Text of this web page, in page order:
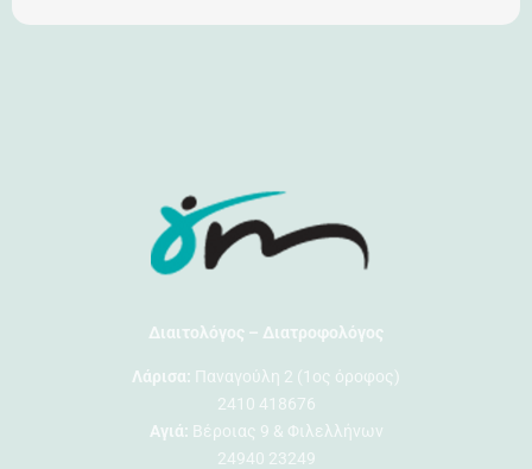
Διαιτολόγος – Διατροφολόγος
Λάρισα: Παναγούλη 2 (1ος όροφος)
2410 418676
Αγιά: Βέροιας 9 & Φιλελλήνων
24940 23249